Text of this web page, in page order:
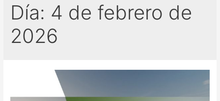
Día: 4 de febrero de
2026